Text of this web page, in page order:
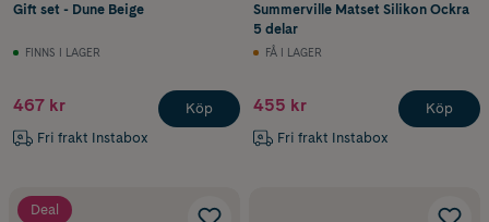
Gift set - Dune Beige
FINNS I LAGER
467 kr
Fri frakt Instabox
Köp
Summerville Matset Silikon Ockra
5 delar
FÅ I LAGER
455 kr
Fri frakt Instabox
Köp
Deal